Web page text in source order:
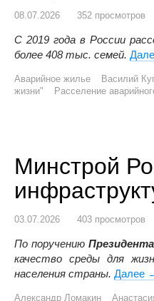
08.07.2026 352 просмотров
С 2019 года в России
более 408 тыс. семей.
Аварийное жилье Василий
жизни"
Расселение
Минстрой
03.07.2026 403 просмотров
По поручению
качество среды для
населения страны. Далее
Александр Ломакин